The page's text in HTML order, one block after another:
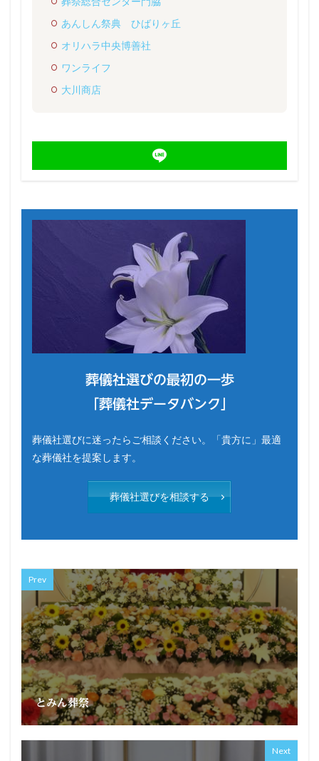
あんしん祭典 ひばりヶ丘
オリハラ中央博善社
ワンライフ
大川商店
葬儀社選びの最初の一歩
「葬儀社データバンク」
葬儀社選びに迷ったらご相談ください。「貴方に」最適
な葬儀社を提案します。
葬儀社選びを相談する
Prev
とみん葬祭
Next